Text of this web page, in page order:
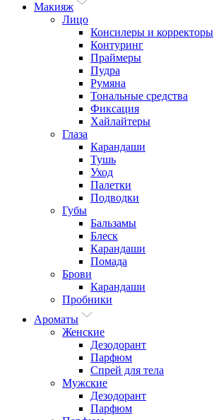
Макияж
Лицо
Консилеры и корректоры
Контуринг
Праймеры
Пудра
Румяна
Тональные средства
Фиксация
Хайлайтеры
Глаза
Карандаши
Тушь
Уход
Палетки
Подводки
Губы
Бальзамы
Блеск
Карандаши
Помада
Брови
Карандаши
Пробники
Ароматы
Женские
Дезодорант
Парфюм
Спрей для тела
Мужские
Дезодорант
Парфюм